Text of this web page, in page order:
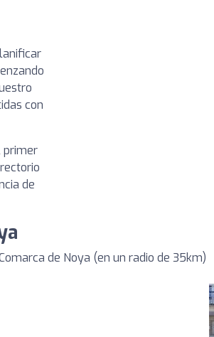
con
primer
de
de Noya (en un radio de 35km)